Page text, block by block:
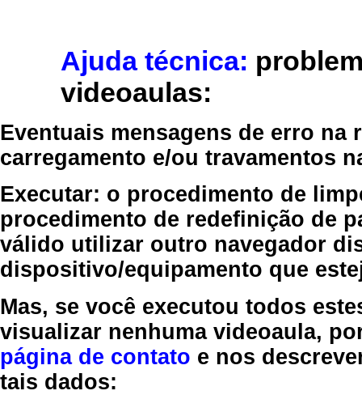
Ajuda técnica:
videoaulas:
Eventuais mensagens de erro
carregamento e/ou travamentos
Executar: o procedimento de
procedimento de redefinição de
válido utilizar outro navegador
dispositivo/equipamento que
Mas, se você executou todos
visualizar nenhuma videoaula,
página de contato e nos
tais dados: